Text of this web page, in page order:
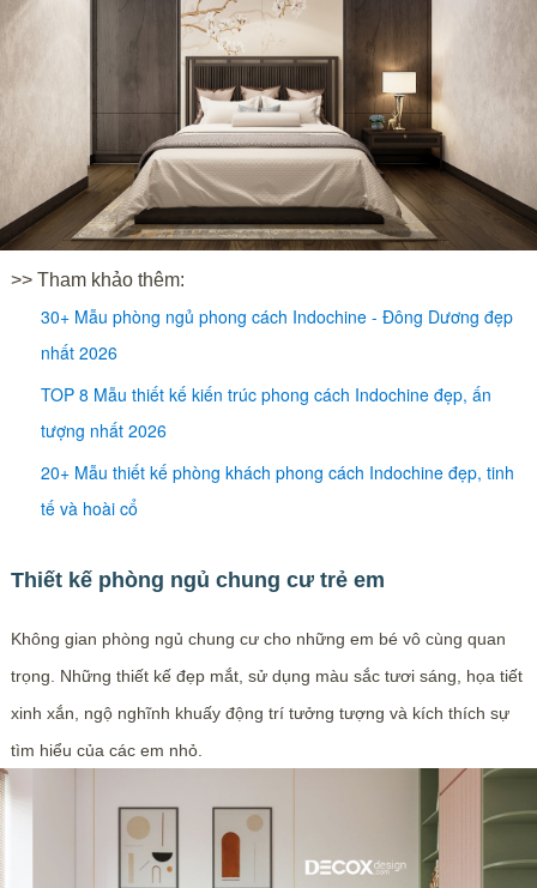
>> Tham khảo thêm:
30+ Mẫu phòng ngủ phong cách Indochine - Đông Dương đẹp
nhất 2026
TOP 8 Mẫu thiết kế kiến trúc phong cách Indochine đẹp, ấn
tượng nhất 2026
20+ Mẫu thiết kế phòng khách phong cách Indochine đẹp, tinh
tế và hoài cổ
Thiết kế phòng ngủ chung cư trẻ em
Không gian phòng ngủ chung cư cho những em bé vô cùng quan
trọng. Những thiết kế đẹp mắt, sử dụng màu sắc tươi sáng, họa tiết
xinh xắn, ngộ nghĩnh khuấy động trí tưởng tượng và kích thích sự
tìm hiểu của các em nhỏ.